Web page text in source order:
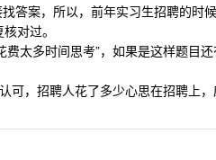
答案，所以，前年实习生招聘的时
对过。
费太多时间思考”，如果是这样题目
可，招聘人花了多少心思在招聘上